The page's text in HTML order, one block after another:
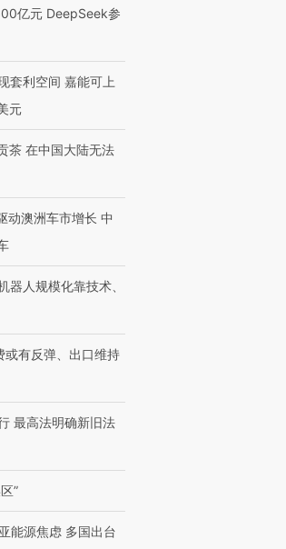
亿元 DeepSeek参
套利空间 嘉能可上
元
茶 在中国大陆无法
动澳洲车市增长 中
器人规模化靠技术、
或有反弹、出口维持
最高法明确新旧法
”
能源焦虑 多国出台